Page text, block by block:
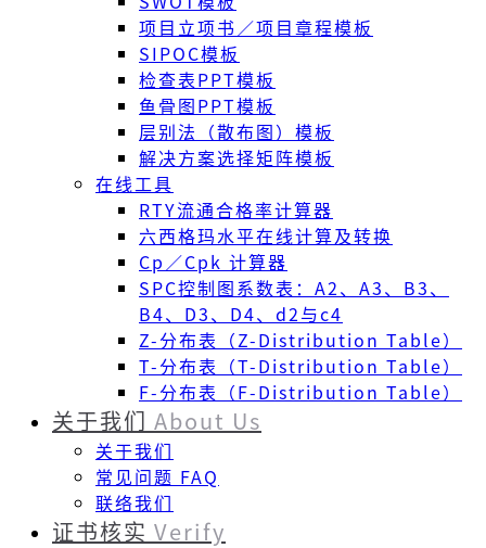
项目立项书／项目章程模板
SIPOC模板
检查表PPT模板
鱼骨图PPT模板
层别法（散布图）模板
解决方案选择矩阵模板
在线工具
RTY流通合格率计算器
六西格玛水平在线计算及转换
Cp／Cpk 计算器
SPC控制图系数表：A2、A3、B3、
B4、D3、D4、d2与c4
Z-分布表（Z-Distribution Table）
T-分布表（T-Distribution Table）
F-分布表（F-Distribution Table）
关于我们 About Us
关于我们
常见问题 FAQ
联络我们
证书核实 Verify